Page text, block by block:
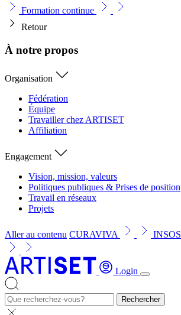
Formation continue
Retour
À notre propos
Organisation
Fédération
Équipe
Travailler chez ARTISET
Affiliation
Engagement
Vision, mission, valeurs
Politiques publiques & Prises de position
Travail en réseaux
Projets
Aller au contenu CURAVIVA INSOS
Login
Rechercher